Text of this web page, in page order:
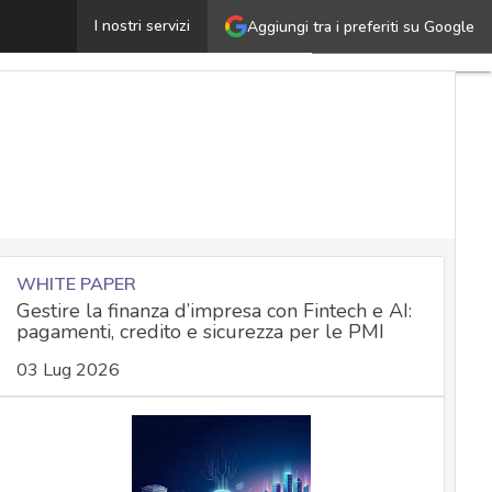
Aggiungi tra i preferiti su Google
I nostri servizi
L’IA nelle battaglie di cyber security Ultimi
articoli
Norme e
Cultura
WHITE PAPER
Gestire la finanza d’impresa con Fintech e AI:
pagamenti, credito e sicurezza per le PMI
03 Lug 2026